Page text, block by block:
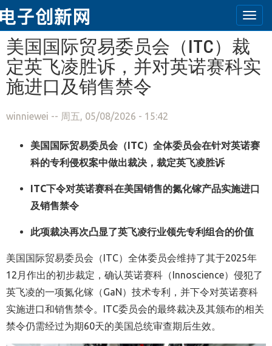
跳转到主要内容
美国国际贸易委员会（ITC）裁
定英飞凌胜诉，并对英诺赛科实
施进口及销售禁令
winniewei -- 周五, 05/08/2026 - 15:42
美国国际贸易委员会（ITC）全体委员会在针对英诺赛
科的专利侵权案中做出裁决，裁定英飞凌胜诉
ITC下令对英诺赛科在美国销售的氮化镓产品实施进口
及销售禁令
此项裁决再次凸显了英飞凌行业领先专利组合的价值
美国国际贸易委员会（ITC）全体委员会维持了其于2025年
12 月作出的初步裁定，确认英诺赛科（Innoscience）侵犯了
英飞凌的一项氮化镓（GaN）技术专利，并下令对英诺赛科
实施进口和销售禁令。 ITC委员会的最终裁决及其颁布的相关
禁令仍需经过为期60天的美国总统审查期后生效。